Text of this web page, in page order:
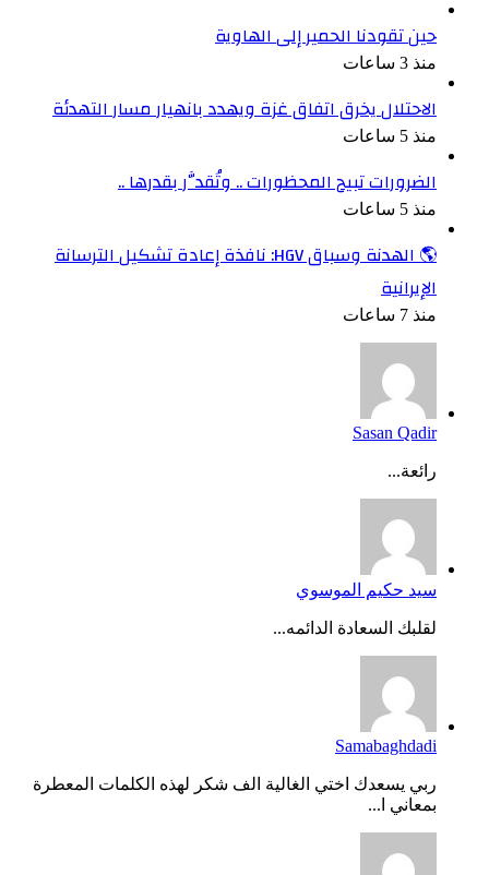
حين تقودنا الحمير إلى الهاوية
منذ 3 ساعات
الاحتلال يخرق اتفاق غزة ويهدد بانهيار مسار التهدئة
منذ 5 ساعات
الضرورات تبيح المحظورات .. وتُقدَّر بقدرها ..
منذ 5 ساعات
🌎 الهدنة وسباق HGV: نافذة إعادة تشكيل الترسانة
الإيرانية
منذ 7 ساعات
Sasan Qadir
رائعة...
سيد حكيم الموسوي
لقلبك السعادة الدائمه...
Samabaghdadi
ربي يسعدك اختي الغالية الف شكر لهذه الكلمات المعطرة
بمعاني ا...